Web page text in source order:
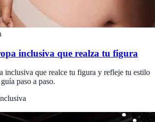
inclusiva que realza tu figura
inclusiva que realce tu figura y refleje tu estilo
paso a paso.